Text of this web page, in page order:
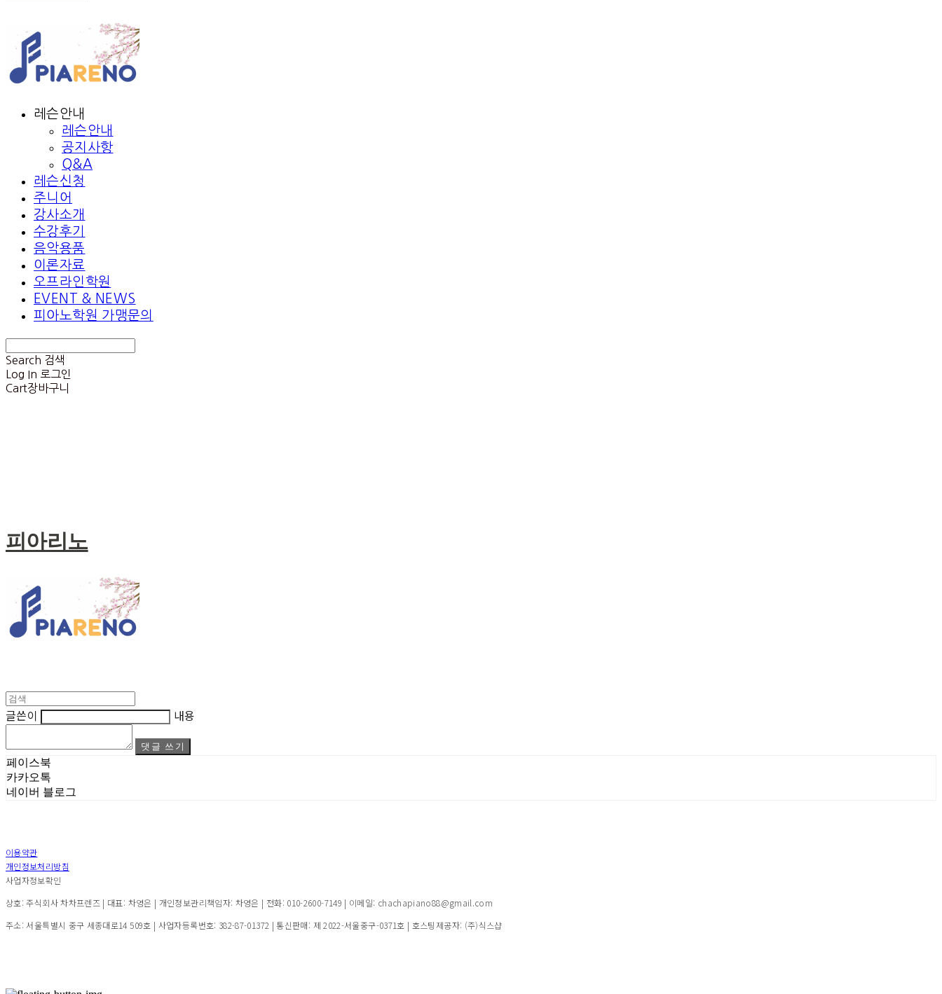
레슨안내
레슨안내
공지사항
Q&A
레슨신청
주니어
강사소개
수강후기
음악용품
이론자료
오프라인학원
EVENT & NEWS
피아노학원 가맹문의
Search 검색
Log In 로그인
Cart장바구니
피아리노
글쓴이 내용
댓글 쓰기
페이스북
카카오톡
네이버 블로그
이용약관
개인정보처리방침
사업자정보확인
상호: 주식회사 차차프렌즈 | 대표: 차영은 | 개인정보관리책임자: 차영은 | 전화: 010-2600-7149 | 이메일: chachapiano88@gmail.com
주소: 서울특별시 중구 세종대로14 509호 | 사업자등록번호: 382-87-01372 | 통신판매: 제 2022-서울중구-0371호 | 호스팅제공자: (주)식스샵